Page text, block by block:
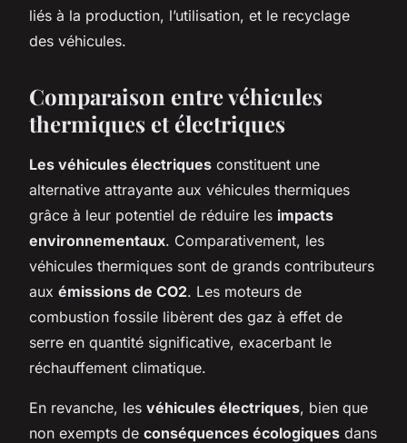
liés à la production, l’utilisation, et le recyclage
des véhicules.
Comparaison entre véhicules
thermiques et électriques
Les véhicules électriques constituent une
alternative attrayante aux véhicules thermiques
grâce à leur potentiel de réduire les impacts
environnementaux. Comparativement, les
véhicules thermiques sont de grands contributeurs
aux émissions de CO2. Les moteurs de
combustion fossile libèrent des gaz à effet de
serre en quantité significative, exacerbant le
réchauffement climatique.
En revanche, les véhicules électriques, bien que
non exempts de conséquences écologiques dans